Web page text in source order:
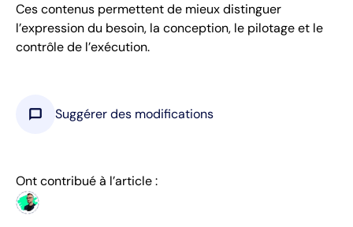
Ces contenus permettent de mieux distinguer
l’expression du besoin, la conception, le pilotage et le
contrôle de l’exécution.
chat_bubble Suggérer des modifications
Ont contribué à l’article :